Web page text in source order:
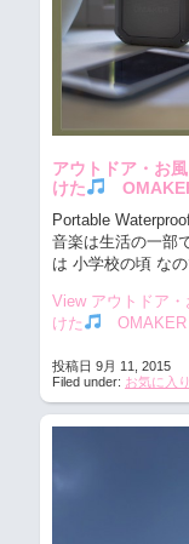
アウトドア・お
けた
Portable
音楽は生活の一部
は 小学校の頃 な
View アウトドア
けた
OMAKER
投稿日 9月 11, 2015
Filed under: お気に入